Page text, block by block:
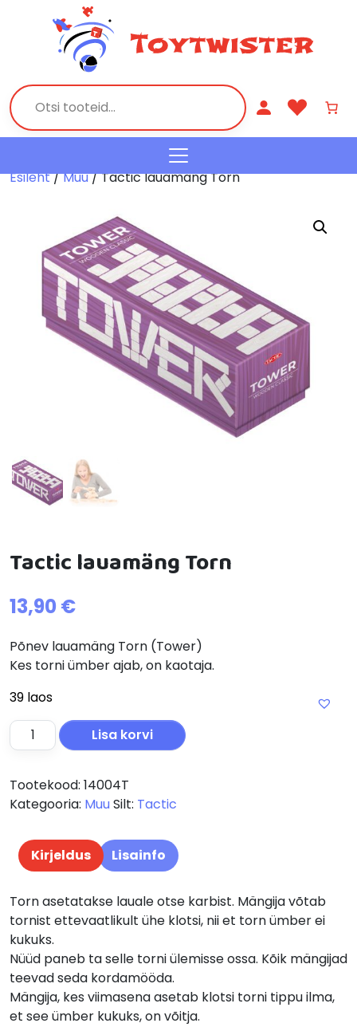
Esileht/Muu/ Tactic lauamäng Torn
Tactic lauamäng Torn
13,90 €
Põnev lauamäng Torn (Tower)
Kes torni ümber ajab, on kaotaja.
39 laos
Tactic lauamäng Torn kogus
Lisa korvi
Tootekood: 14004T
Kategooria: MuuSilt: Tactic
Kirjeldus Lisainfo
Torn asetatakse lauale otse karbist. Mängija võtab
tornist ettevaatlikult ühe klotsi, nii et torn ümber ei
kukuks.
Nüüd paneb ta selle torni ülemisse ossa. Kõik mängijad
teevad seda kordamööda.
Mängija, kes viimasena asetab klotsi torni tippu ilma,
et see ümber kukuks, on võitja.